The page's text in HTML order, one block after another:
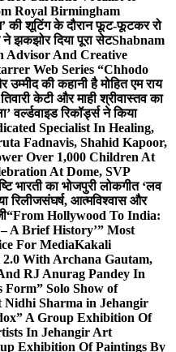
Royal Birmingham
की शूटिंग के दौरान फूट-फूटकर रो
ने झकझोर दिया पूरा सेटShabnam
Advisor And Creative
Web Series “Chhodo
की कहानी है मोहित एम राय
केटी और माही श्रीवास्तव का
वर्ल्डवाइड रिकॉर्ड्स ने किया
Specialist In Healing,
Fadnavis, Shahid Kapoor,
Over 1,000 Children At
At Dome, SVP
भारती का भोजपुरी लोकगीत ‘लव
रिलीजसंघर्ष, आत्मविश्वास और
“From Hollywood To India:
A Brief History’” Most
For MediaKakali
With Archana Gautam,
RJ Anurag Pandey In
Form” Solo Show of
Nidhi Sharma in Jehangir
A Group Exhibition Of
In Jehangir Art
Exhibition Of Paintings By